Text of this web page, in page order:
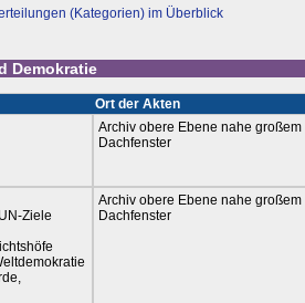
(Kategorien) im Überblick
Demokratie
Ort der Akten
Archiv obere Ebene nahe großem
Dachfenster
Ziele
Archiv obere Ebene nahe großem
Dachfenster